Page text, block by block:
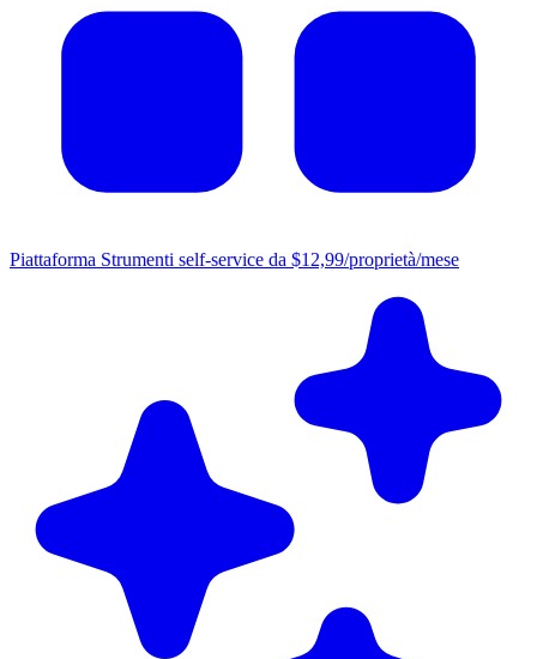
Piattaforma Strumenti self-service da $12,99/proprietà/mese